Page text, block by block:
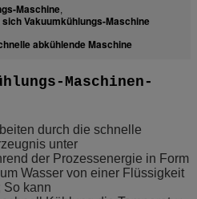
Maschine,
Vakuumkühlungs-Maschine
abkühlende Maschine
Maschinen-
durch die schnelle
unter
der Prozessenergie in Form
Wasser von einer Flüssigkeit
So kann